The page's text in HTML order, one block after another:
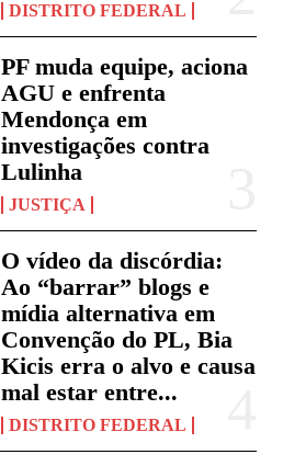
DISTRITO FEDERAL
PF muda equipe, aciona
AGU e enfrenta
Mendonça em
investigações contra
Lulinha
JUSTIÇA
O vídeo da discórdia:
Ao “barrar” blogs e
mídia alternativa em
Convenção do PL, Bia
Kicis erra o alvo e causa
mal estar entre...
DISTRITO FEDERAL